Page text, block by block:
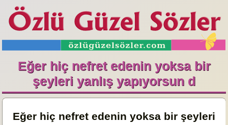
Eğer hiç nefret edenin yoksa bir
şeyleri yanlış yapıyorsun d
Eğer hiç nefret edenin yoksa bir şeyleri